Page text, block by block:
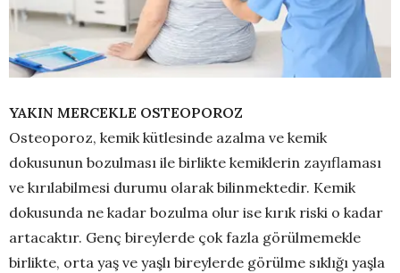
YAKIN MERCEKLE OSTEOPOROZ
Osteoporoz, kemik kütlesinde azalma ve kemik
dokusunun bozulması ile birlikte kemiklerin zayıflaması
ve kırılabilmesi durumu olarak bilinmektedir. Kemik
dokusunda ne kadar bozulma olur ise kırık riski o kadar
artacaktır. Genç bireylerde çok fazla görülmemekle
birlikte, orta yaş ve yaşlı bireylerde görülme sıklığı yaşla